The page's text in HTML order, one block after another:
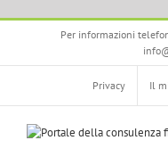
Salta
Per informazioni
Privacy Il